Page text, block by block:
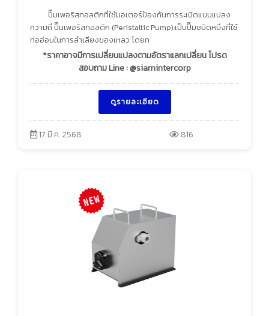
ปั๊มเพอริสทอลติกที่ใช้มอเตอร์ป้องกันการระเบิดแบบแปลง
ความถี่ ปั๊มเพอริสทอลติก (Peristaltic Pump):เป็นปั๊มชนิดหนึ่งที่ใช้
ท่ออ่อนในการลำเลียงของเหลว โดยก
*ราคาอาจมีการเปลี่ยนแปลงตามอัตราแลกเปลี่ยน โปรด
สอบถาม Line : @siamintercorp
ดูรายละเอียด
17 มี.ค. 2568 816